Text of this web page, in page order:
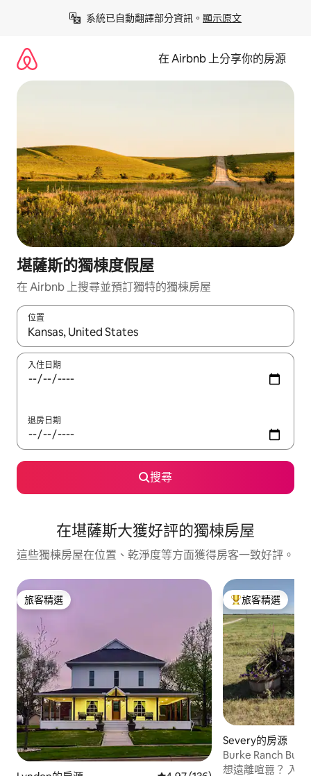
系統已自動翻譯部分資訊。 顯示原文
在 Airbnb 上分享你的房源
堪薩斯的獨棟度假屋
在 Airbnb 上搜尋並預訂獨特的獨棟房屋
位置
如有搜尋結果，瀏覽內容時請使用上下箭頭，或輕點、滑動裝置。
入住日期
退房日期
搜尋
在堪薩斯大獲好評的獨棟房屋
這些獨棟房屋在位置、乾淨度等方面獲得房客一致好評。
旅客精選
旅客精選 旅客精選榜首
旅客精選
Severy的房源
Burke Ranch
有開放日期！
想遠離喧囂？ 入住我們位於99號公路以東